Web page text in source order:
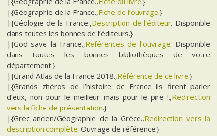
|{Géographie de la France.,Fiche de l’ouvrage.}
|{Géologie de la France.,Description de l’éditeur. Disponible
dans toutes les bonnes de l’éditeurs.}
|{God save la France.,Références de l’ouvrage. Disponible
dans toutes les bonnes bibliothèques de votre
département.}
|{Grand Atlas de la France 2018.,Référence de ce livre.}
|{Grands zhéros de l’histoire de France ils firent parler
d’eux, non pour le meilleur mais pour le pire !.,Redirection
vers la fiche de présentation.}
|{Grec ancien/Géographie de la Grèce.,Redirection vers la
description complète. Ouvrage de référence.}